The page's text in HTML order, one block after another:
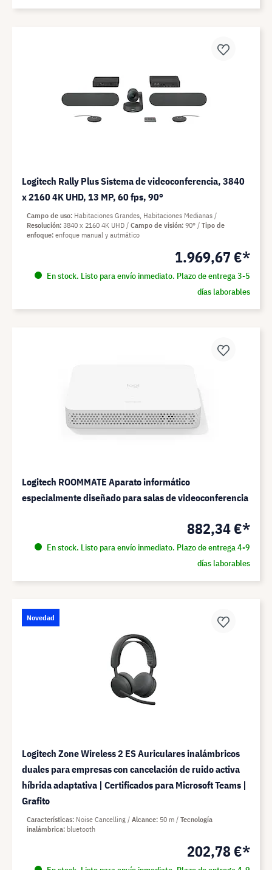
Logitech Rally Plus Sistema de videoconferencia, 3840
x 2160 4K UHD, 13 MP, 60 fps, 90°
1.969,67 €*
En stock. Listo para envío inmediato. Plazo de entrega 3-5
días laborables
Campo de uso Habitaciones Grandes, Habitaciones Medianas
Resolución 3840 x 2160 4K UHD Campo de visión 90°
Tipo de
enfoque enfoque manual y autmático
Logitech ROOMMATE Aparato informático
especialmente diseñado para salas de videoconferencia
882,34 €*
En stock. Listo para envío inmediato. Plazo de entrega 4-9
días laborables
Novedad
Logitech Zone Wireless 2 ES Auriculares inalámbricos
duales para empresas con cancelación de ruido activa
híbrida adaptativa | Certificados para Microsoft Teams |
Grafito
202,78 €*
Características Noise Cancelling Alcance 50 m
Tecnología
inalámbrica bluetooth